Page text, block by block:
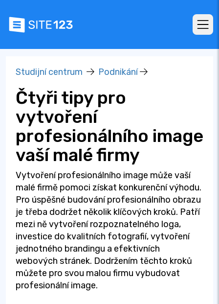
Studijní centrum Podnikání
Čtyři tipy pro
vytvoření
profesionálního image
vaší malé firmy
Vytvoření profesionálního image může vaší
malé firmě pomoci získat konkurenční výhodu.
Pro úspěšné budování profesionálního obrazu
je třeba dodržet několik klíčových kroků. Patří
mezi ně vytvoření rozpoznatelného loga,
investice do kvalitních fotografií, vytvoření
jednotného brandingu a efektivních
webových stránek. Dodržením těchto kroků
můžete pro svou malou firmu vybudovat
profesionální image.